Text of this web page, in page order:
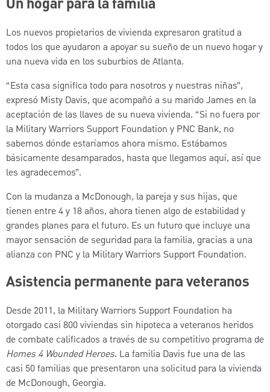
Un hogar para la familia
Los nuevos propietarios de vivienda expresaron gratitud a
todos los que ayudaron a apoyar su sueño de un nuevo hogar y
una nueva vida en los suburbios de Atlanta.
“Esta casa significa todo para nosotros y nuestras niñas”,
expresó Misty Davis, que acompañó a su marido James en la
aceptación de las llaves de su nueva vivienda. “Si no fuera por
la Military Warriors Support Foundation y PNC Bank, no
sabemos dónde estaríamos ahora mismo. Estábamos
básicamente desamparados, hasta que llegamos aquí, así que
les agradecemos”.
Con la mudanza a McDonough, la pareja y sus hijas, que
tienen entre 4 y 18 años, ahora tienen algo de estabilidad y
grandes planes para el futuro. Es un futuro que incluye una
mayor sensación de seguridad para la familia, gracias a una
alianza con PNC y la Military Warriors Support Foundation.
Asistencia permanente para veteranos
Desde 2011, la Military Warriors Support Foundation ha
otorgado casi 800 viviendas sin hipoteca a veteranos heridos
de combate calificados a través de su competitivo programa de
Homes 4 Wounded Heroes. La familia Davis fue una de las
casi 50 familias que presentaron una solicitud para la vivienda
de McDonough, Georgia.